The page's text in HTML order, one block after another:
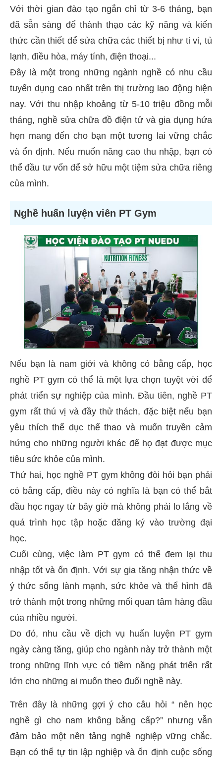
Với thời gian đào tạo ngắn chỉ từ 3-6 tháng, bạn
đã sẵn sàng để thành thạo các kỹ năng và kiến
thức cần thiết để sửa chữa các thiết bị như ti vi, tủ
lạnh, điều hòa, máy tính, điện thoại...
Đây là một trong những ngành nghề có nhu cầu
tuyển dụng cao nhất trên thị trường lao động hiện
nay. Với thu nhập khoảng từ 5-10 triệu đồng mỗi
tháng, nghề sửa chữa đồ điện tử và gia dụng hứa
hẹn mang đến cho bạn một tương lai vững chắc
và ổn định. Nếu muốn nâng cao thu nhập, bạn có
thể đầu tư vốn để sở hữu một tiệm sửa chữa riêng
của mình.
Nghề huấn luyện viên PT Gym
Nếu bạn là nam giới và không có bằng cấp, học
nghề PT gym có thể là một lựa chọn tuyệt vời để
phát triển sự nghiệp của mình. Đầu tiên, nghề PT
gym rất thú vị và đầy thử thách, đặc biệt nếu bạn
yêu thích thể dục thể thao và muốn truyền cảm
hứng cho những người khác để họ đạt được mục
tiêu sức khỏe của mình.
Thứ hai, học nghề PT gym không đòi hỏi bạn phải
có bằng cấp, điều này có nghĩa là bạn có thể bắt
đầu học ngay từ bây giờ mà không phải lo lắng về
quá trình học tập hoặc đăng ký vào trường đại
học.
Cuối cùng, việc làm PT gym có thể đem lại thu
nhập tốt và ổn định. Với sự gia tăng nhận thức về
ý thức sống lành mạnh, sức khỏe và thể hình đã
trở thành một trong những mối quan tâm hàng đầu
của nhiều người.
Do đó, nhu cầu về dịch vụ huấn luyện PT gym
ngày càng tăng, giúp cho ngành này trở thành một
trong những lĩnh vực có tiềm năng phát triển rất
lớn cho những ai muốn theo đuổi nghề này.
Trên đây là những gợi ý cho câu hỏi “ nên học
nghề gì cho nam không bằng cấp?” nhưng vẫn
đảm bảo một nền tảng nghề nghiệp vững chắc.
Bạn có thể tự tin lập nghiệp và ổn định cuộc sống